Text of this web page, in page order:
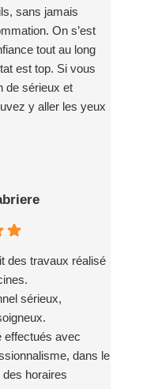
et nous
prise en main de
sans hésitation
Piscines à toute
réaliser un projet
Merci
pour votre
et la qualité de
sans jamais
On s’est
tout au long
est top. Si vous
de sérieux et
y aller les yeux
des travaux réalisé
sérieux,
effectués avec
dans le
horaires